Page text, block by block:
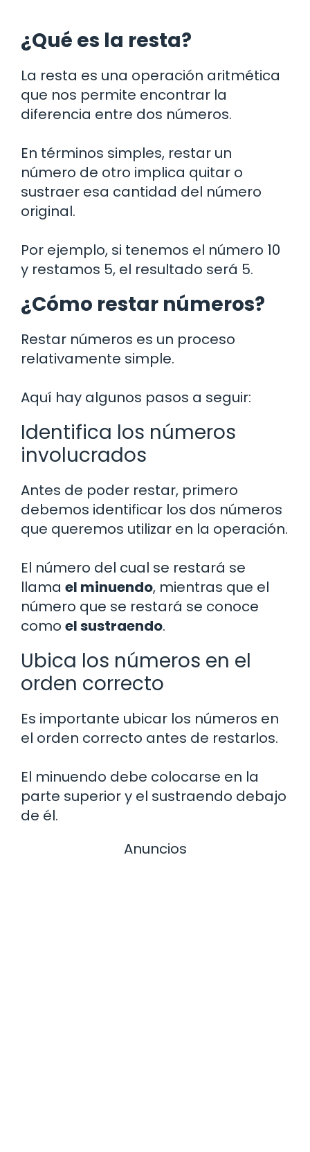
¿Qué es la resta?
La resta es una operación aritmética
que nos permite encontrar la
diferencia entre dos números.
En términos simples, restar un
número de otro implica quitar o
sustraer esa cantidad del número
original.
Por ejemplo, si tenemos el número 10
y restamos 5, el resultado será 5.
¿Cómo restar números?
Restar números es un proceso
relativamente simple.
Aquí hay algunos pasos a seguir:
Identifica los números
involucrados
Antes de poder restar, primero
debemos identificar los dos números
que queremos utilizar en la operación.
El número del cual se restará se
llama el minuendo, mientras que el
número que se restará se conoce
como el sustraendo.
Ubica los números en el
orden correcto
Es importante ubicar los números en
el orden correcto antes de restarlos.
El minuendo debe colocarse en la
parte superior y el sustraendo debajo
de él.
Anuncios